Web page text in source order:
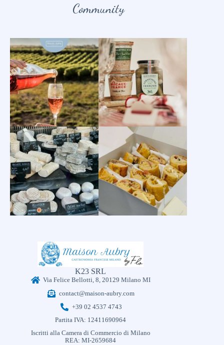
Community
K23 SRL
Via Felice Bellotti, 8, 20129 Milano MI
contact@maison-aubry.com
+39 02 4537 4743
Partita IVA: 12411690964
Iscritti alla Camera di Commercio di Milano
REA: MI-2659684